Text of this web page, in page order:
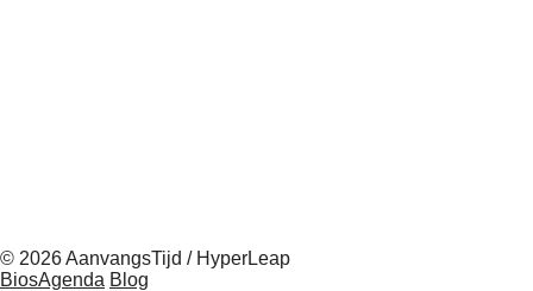
© 2026 AanvangsTijd / HyperLeap
BiosAgenda Blog